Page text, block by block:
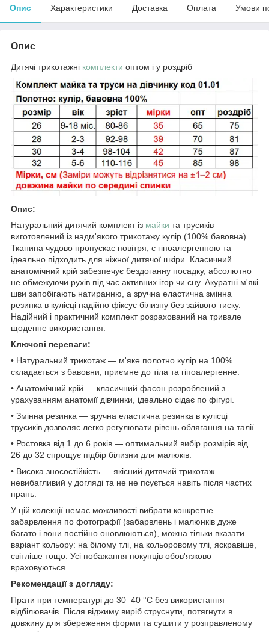
Опис Характеристики Доставка Оплата Умови
Опис
Дитячі трикотажні комплекти оптом і у роздріб
Опис:
Натуральний дитячий комплект із майки та трусиків
виготовлений із надм'якого трикотажу кулір (100% бавовна).
Тканина чудово пропускає повітря, є гіпоалергенною та
ідеально підходить для ніжної дитячої шкіри. Класичний
анатомічний крій забезпечує бездоганну посадку, абсолютно
не обмежуючи рухів під час активних ігор чи сну. Акуратні м'які
шви запобігають натиранню, а зручна еластична змінна
резинка в кулісці надійно фіксує білизну без зайвого тиску.
Надійний і практичний комплект розрахований на тривале
щоденне використання.
Ключові переваги:
• Натуральний трикотаж — м'яке полотно кулір на 100%
складається з бавовни, приємне до тіла та гіпоалергенне.
• Анатомічний крій — класичний фасон розроблений з
урахуванням анатомії дівчинки, ідеально сідає по фігурі.
• Змінна резинка — зручна еластична резинка в кулісці
трусиків дозволяє легко регулювати рівень облягання на талії.
• Ростовка від 1 до 6 років — оптимальний вибір розмірів від
26 до 32 спрощує підбір білизни для малюків.
• Висока зносостійкість — якісний дитячий трикотаж
невибагливий у догляді та не не псується навіть після частих
прань.
У цій колекції немає можливості вибрати конкретне
забарвлення по фотографії (забарвлень і малюнків дуже
багато і вони постійно оновлюються), можна тільки вказати
варіант кольору: на білому тлі, на кольоровому тлі, яскравіше,
світліше тощо. Усі побажання покупців обов'язково
враховуються.
Рекомендації з догляду:
Прати при температурі до 30–40 °C без використання
відбілювачів. Після віджиму виріб струснути, потягнути в
довжину для збереження форми та сушити у розправленому